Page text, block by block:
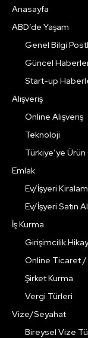
Anasayfa
ABD’de Yaşam
Genel Bilgi
Güncel
Start-up
Alışveriş
Online Alışveriş
Teknoloji
Türkiye’ye
Emlak
Ev/İşyeri
Ev/İşyeri Satın
İş Kurma
Girişimcilik
Online Ticaret
Şirket Kurma
Vergi Türleri
Vize/Seyahat
Bireysel Vize